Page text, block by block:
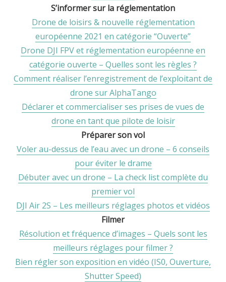
S’informer sur la réglementation
Drone de loisirs & nouvelle réglementation
européenne 2021 en catégorie “Ouverte”
Drone DJI FPV et réglementation européenne en
catégorie ouverte – Quelles sont les règles ?
Comment réaliser l’enregistrement de l’exploitant de
drone sur AlphaTango
Déclarer et commercialiser ses prises de vues de
drone en tant que pilote de loisir
Préparer son vol
Voler au-dessus de l’eau avec un drone – 6 conseils
pour éviter le drame
Débuter avec un drone – La check list complète du
premier vol
DJI Air 2S – Les meilleurs réglages photos et vidéos
Filmer
Résolution et fréquence d’images – Quels sont les
meilleurs réglages pour filmer ?
Bien régler son exposition en vidéo (IS0, Ouverture,
Shutter Speed)